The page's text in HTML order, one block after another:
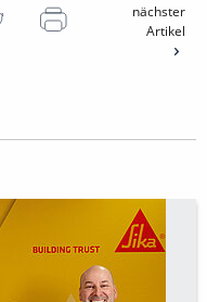
nächster
Artikel